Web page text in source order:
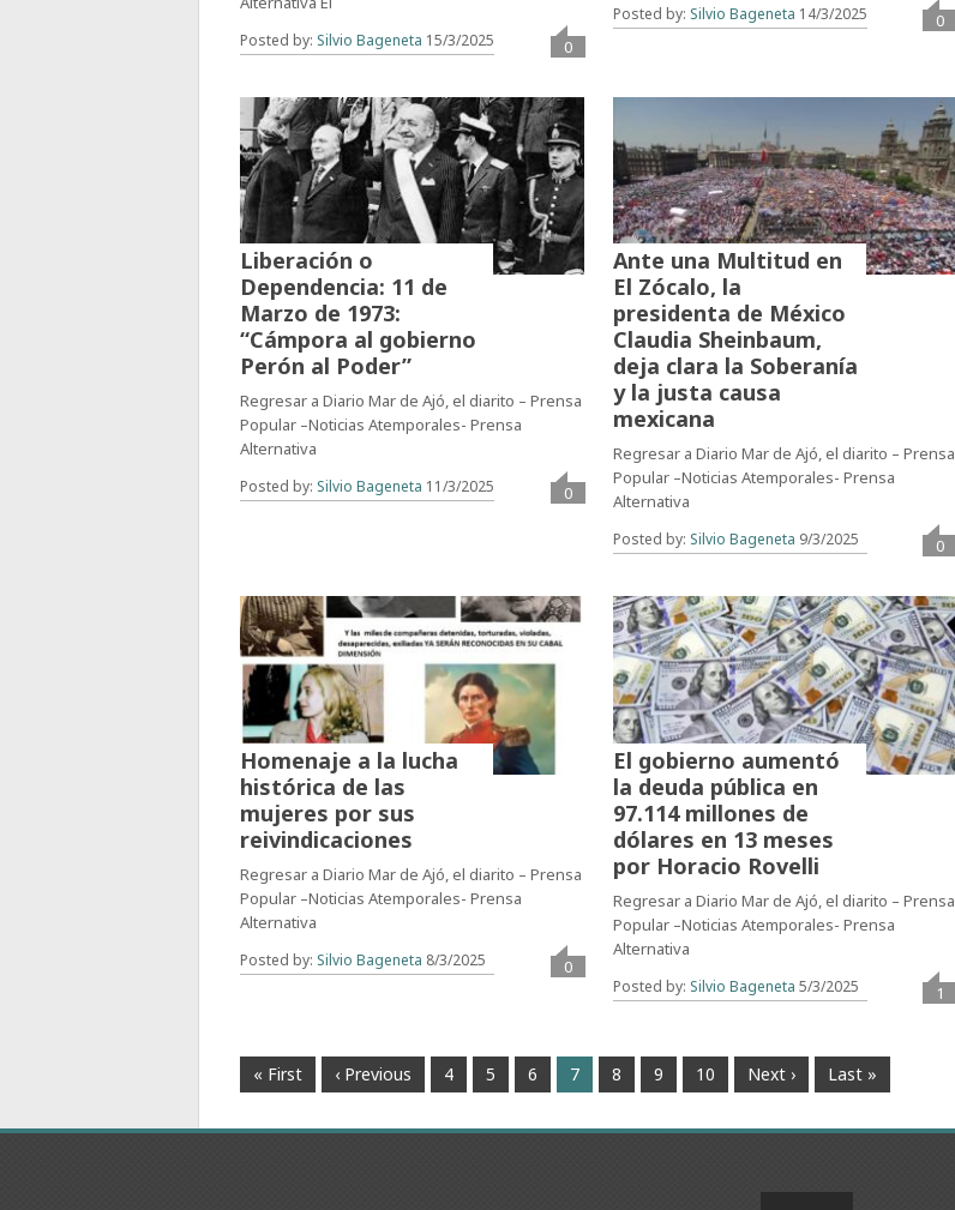
Posted by: Silvio Bageneta 15/3/2025 0
Posted by: Silvio Bageneta 14/3/2025 0
Liberación o
Dependencia: 11 de
Marzo de 1973:
“Cámpora al gobierno
Perón al Poder”
Regresar a Diario Mar de Ajó, el diarito – Prensa
Popular –Noticias Atemporales- Prensa
Alternativa
Posted by: Silvio Bageneta 11/3/2025 0
Ante una Multitud en
El Zócalo, la
presidenta de México
Claudia Sheinbaum,
deja clara la Soberanía
y la justa causa
mexicana
Regresar a Diario Mar de Ajó, el diarito – Prensa
Popular –Noticias Atemporales- Prensa
Alternativa
Posted by: Silvio Bageneta 9/3/2025 0
Homenaje a la lucha
histórica de las
mujeres por sus
reivindicaciones
Regresar a Diario Mar de Ajó, el diarito – Prensa
Popular –Noticias Atemporales- Prensa
Alternativa
Posted by: Silvio Bageneta 8/3/2025 0
El gobierno aumentó
la deuda pública en
97.114 millones de
dólares en 13 meses
por Horacio Rovelli
Regresar a Diario Mar de Ajó, el diarito – Prensa
Popular –Noticias Atemporales- Prensa
Alternativa
Posted by: Silvio Bageneta 5/3/2025 1
« First ‹ Previous 4 5 6 7 8 9 10 Next › Last »